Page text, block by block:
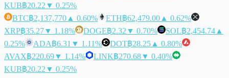
KUB฿20.22 ▼ 0.25%
BTC฿2,137,770 ▲ 0.60% ETH฿62,479.00 ▲ 0.62%
XRP฿35.27▼ 1.18% DOGE฿2.32 ▼ 0.70% SOL฿2,454.74 ▲
0.25%
ADA฿6.31 ▼ 1.11% DOT฿28.25 ▲ 0.80%
AVAX฿220.69▼ 1.14% LINK฿270.68▼ 0.40%
KUB฿20.22 ▼ 0.25%